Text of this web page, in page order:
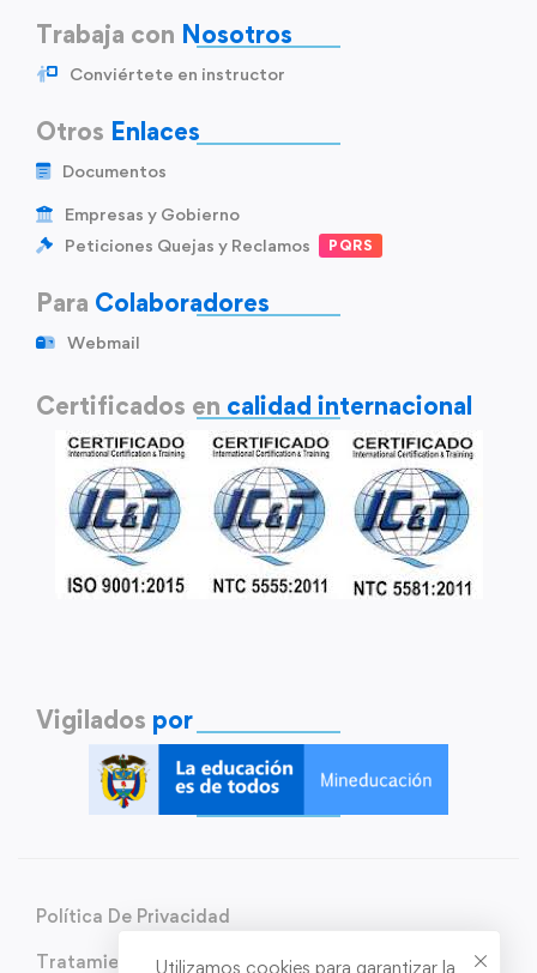
Trabaja con Nosotros
Conviértete en instructor
Otros Enlaces
Documentos
Empresas y Gobierno
Peticiones Quejas y Reclamos
PQRS
Para Colaboradores
Webmail
Certificados en calidad internacional
Vigilados por
Política De Privacidad
Tratamiento de Datos Personales
Utilizamos cookies para garantizar la